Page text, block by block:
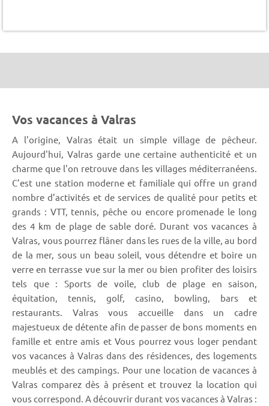
Vos vacances à Valras
A l'origine, Valras était un simple village de pêcheur.
Aujourd'hui, Valras garde une certaine authenticité et un
charme que l'on retrouve dans les villages méditerranéens.
C'est une station moderne et familiale qui offre un grand
nombre d’activités et de services de qualité pour petits et
grands : VTT, tennis, pêche ou encore promenade le long
des 4 km de plage de sable doré. Durant vos vacances à
Valras, vous pourrez flâner dans les rues de la ville, au bord
de la mer, sous un beau soleil, vous détendre et boire un
verre en terrasse vue sur la mer ou bien profiter des loisirs
tels que : Sports de voile, club de plage en saison,
équitation, tennis, golf, casino, bowling, bars et
restaurants. Valras vous accueille dans un cadre
majestueux de détente afin de passer de bons moments en
famille et entre amis et Vous pourrez vous loger pendant
vos vacances à Valras dans des résidences, des logements
meublés et des campings. Pour une location de vacances à
Valras comparez dès à présent et trouvez la location qui
vous correspond. A découvrir durant vos vacances à Valras :